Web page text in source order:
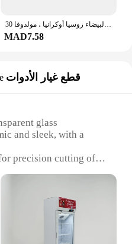
MAD7.58
قطع غيار الأدوات
glass
and sleek, with a
precision cutting of
and sharp,
Quantity: Available in
needs
a comprehensive